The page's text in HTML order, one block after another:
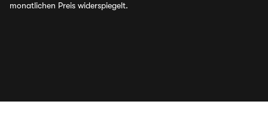
monatlichen Preis widerspiegelt.